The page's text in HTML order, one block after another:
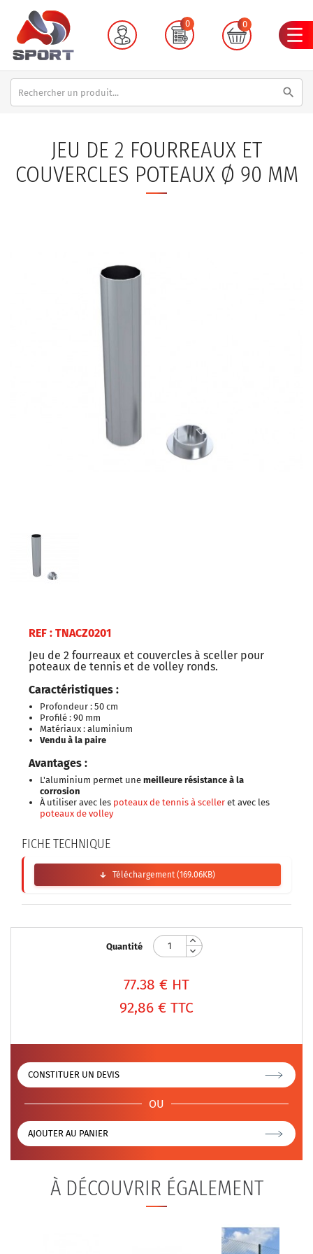
0 0
search
JEU DE 2 FOURREAUX ET
COUVERCLES POTEAUX Ø 90 MM
REF : TNACZ0201
Jeu de 2 fourreaux et couvercles à sceller pour
poteaux de tennis et de volley ronds.
Caractéristiques :
Profondeur : 50 cm
Profilé : 90 mm
Matériaux : aluminium
Vendu à la paire
Avantages :
L'aluminium permet une meilleure résistance à la
corrosion
À utiliser avec les poteaux de tennis à sceller et avec les
poteaux de volley
FICHE TECHNIQUE
Téléchargement (169.06KB)
Quantité
77.38 € HT
92,86 € TTC
CONSTITUER UN DEVIS
OU
AJOUTER AU PANIER
À DÉCOUVRIR ÉGALEMENT